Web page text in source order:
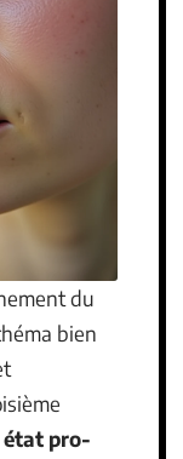
du
bien
état pro-